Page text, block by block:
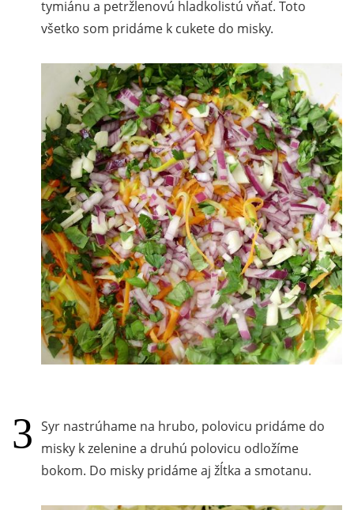
tymiánu a petržlenovú hladkolistú vňať. Toto
všetko som pridáme k cukete do misky.
Syr nastrúhame na hrubo, polovicu pridáme do
misky k zelenine a druhú polovicu odložíme
bokom. Do misky pridáme aj žĺtka a smotanu.